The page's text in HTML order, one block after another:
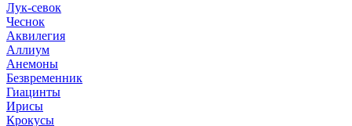
Лук-севок
Чеснок
Аквилегия
Аллиум
Анемоны
Безвременник
Гиацинты
Ирисы
Крокусы